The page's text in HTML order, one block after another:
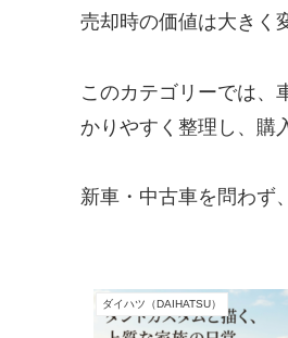
売却時の価値は大きく
このカテゴリーでは、
かりやすく整理し、購
新車・中古車を問わず
ダイハツ（DAIHATSU）